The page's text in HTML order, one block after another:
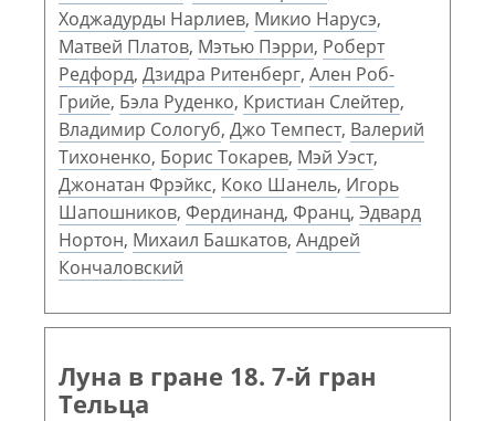
Ходжадурды Нарлиев, Микио Нарусэ,
Матвей Платов, Мэтью Пэрри, Роберт
Редфорд, Дзидра Ритенберг, Ален Роб-
Грийе, Бэла Руденко, Кристиан Слейтер,
Владимир Сологуб, Джо Темпест, Валерий
Тихоненко, Борис Токарев, Мэй Уэст,
Джонатан Фрэйкс, Коко Шанель, Игорь
Шапошников, Фердинанд, Франц, Эдвард
Нортон, Михаил Башкатов, Андрей
Кончаловский
Луна в гране 18. 7-й гран
Тельца